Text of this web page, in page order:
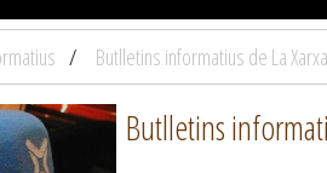
Butlletins informatius de La Xarxa
Butlletins